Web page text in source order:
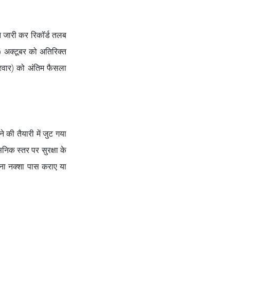
कर रिकॉर्ड तलब
को अतिरिक्त
को अंतिम फैसला
की तैयारी में जुट गया
स्तर पर सुरक्षा के
नक्शा पास कराए या